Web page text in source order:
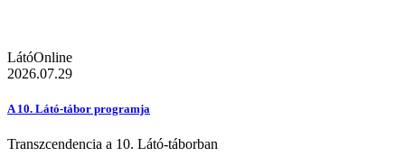
LátóOnline
2026.07.29
A 10. Látó-tábor programja
Transzcendencia a 10. Látó-táborban